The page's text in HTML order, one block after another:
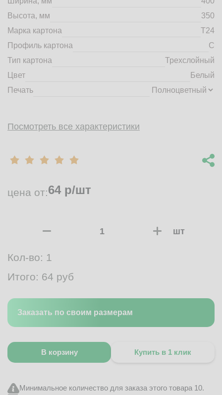
+7 (4832) 71-44-42
г. Брянск, Белобережская улица, 1А
© 2014 - 2026 | ООО ТД "Брянский картон" Все права защищены,
материалов с сайта строго запрещено.
Высота, мм
350
Марка картона
Т24
Профиль картона
C
Тип картона
Трехслойный
Цвет
Белый
Печать
Посмотреть все характеристики
цена от:64 р/шт
шт
Кол-во: 1
Итого: 64 руб
Заказать по своим размерам
В корзину Купить в 1 клик
Минимальное количество для заказа этого товара 10.